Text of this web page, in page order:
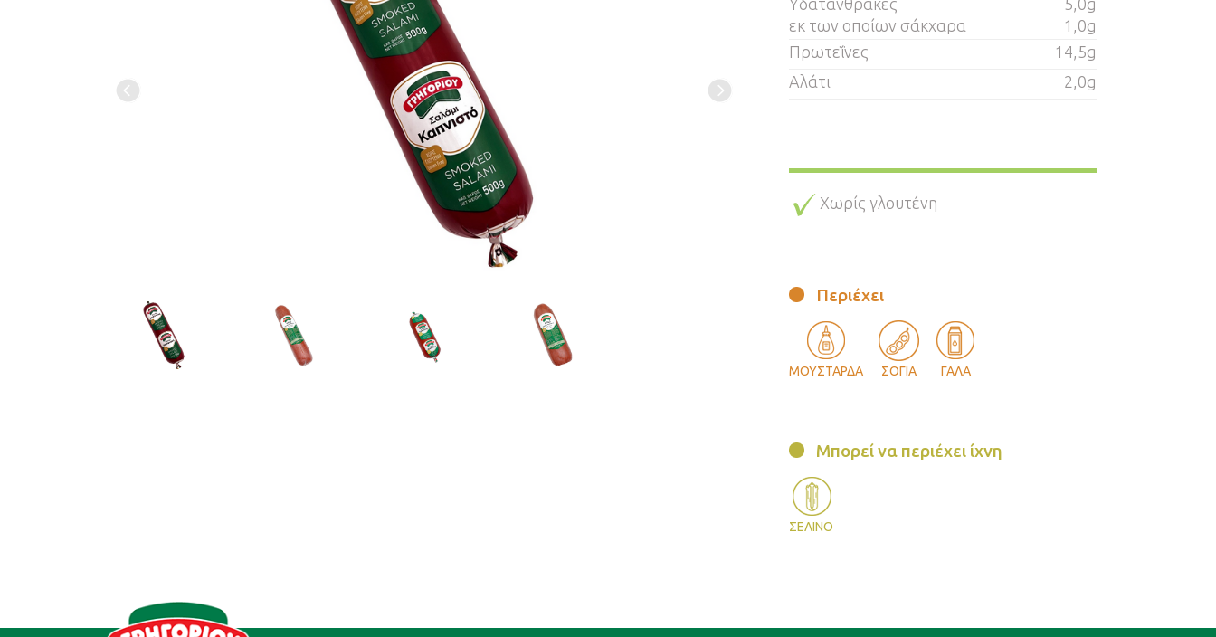
Υδατάνθρακες
5,0g
εκ των οποίων σάκχαρα
1,0g
Πρωτεΐνες
14,5g
Αλάτι
2,0g
Χωρίς γλουτένη
Περιέχει
ΜΟΥΣΤΑΡΔΑ ΣΟΓΙΑ ΓΑΛΑ
Μπορεί να περιέχει ίχνη
ΣΕΛΙΝΟ